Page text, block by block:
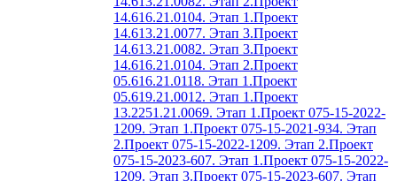
14.616.21.0104. Этап 1.Проект
14.613.21.0077. Этап 3.Проект
14.613.21.0082. Этап 3.Проект
14.616.21.0104. Этап 2.Проект
05.616.21.0118. Этап 1.Проект
05.619.21.0012. Этап 1.Проект
13.2251.21.0069. Этап 1.Проект 075-15-2022-
1209. Этап 1.Проект 075-15-2021-934. Этап
2.Проект 075-15-2022-1209. Этап 2.Проект
075-15-2023-607. Этап 1.Проект 075-15-2022-
1209. Этап 3.Проект 075-15-2023-607. Этап